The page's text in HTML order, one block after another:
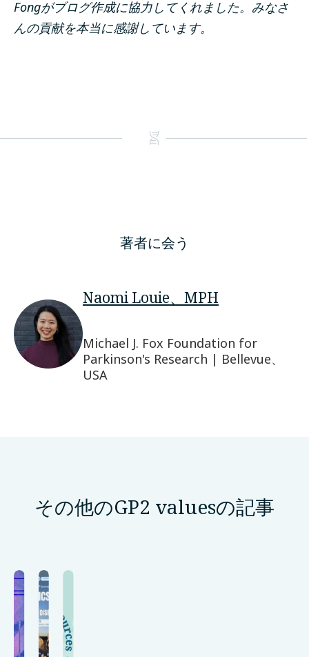
Fongがブログ作成に協力してくれました。みなさ
んの貢献を本当に感謝しています。
著者に会う
Naomi Louie、MPH
Michael J. Fox Foundation for
Parkinson's Research | Bellevue、
USA
その他のGP2 valuesの記事